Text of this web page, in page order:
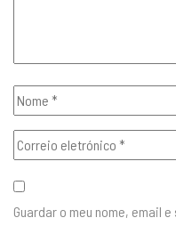
Guardar o meu nome, email